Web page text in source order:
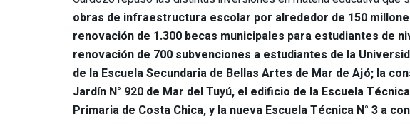
obras de infraestructura escolar por alrededor de 150
renovación de 1.300 becas municipales para estudiantes de
renovación de 700 subvenciones a estudiantes de la
de la Escuela Secundaria de Bellas Artes de Mar de Ajó; la
Jardín N° 920 de Mar del Tuyú, el edificio de la Escuela
Primaria de Costa Chica, y la nueva Escuela Técnica N° 3 a